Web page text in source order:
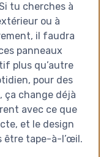
tu cherches à
ou à
il faudra
panneaux
plus qu’autre
pour des
ça change déjà
avec ce que
et le design
être tape-à-l’œil.